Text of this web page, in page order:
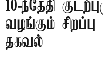
10-ந்தேதி
வழங்கும்
தகவல்